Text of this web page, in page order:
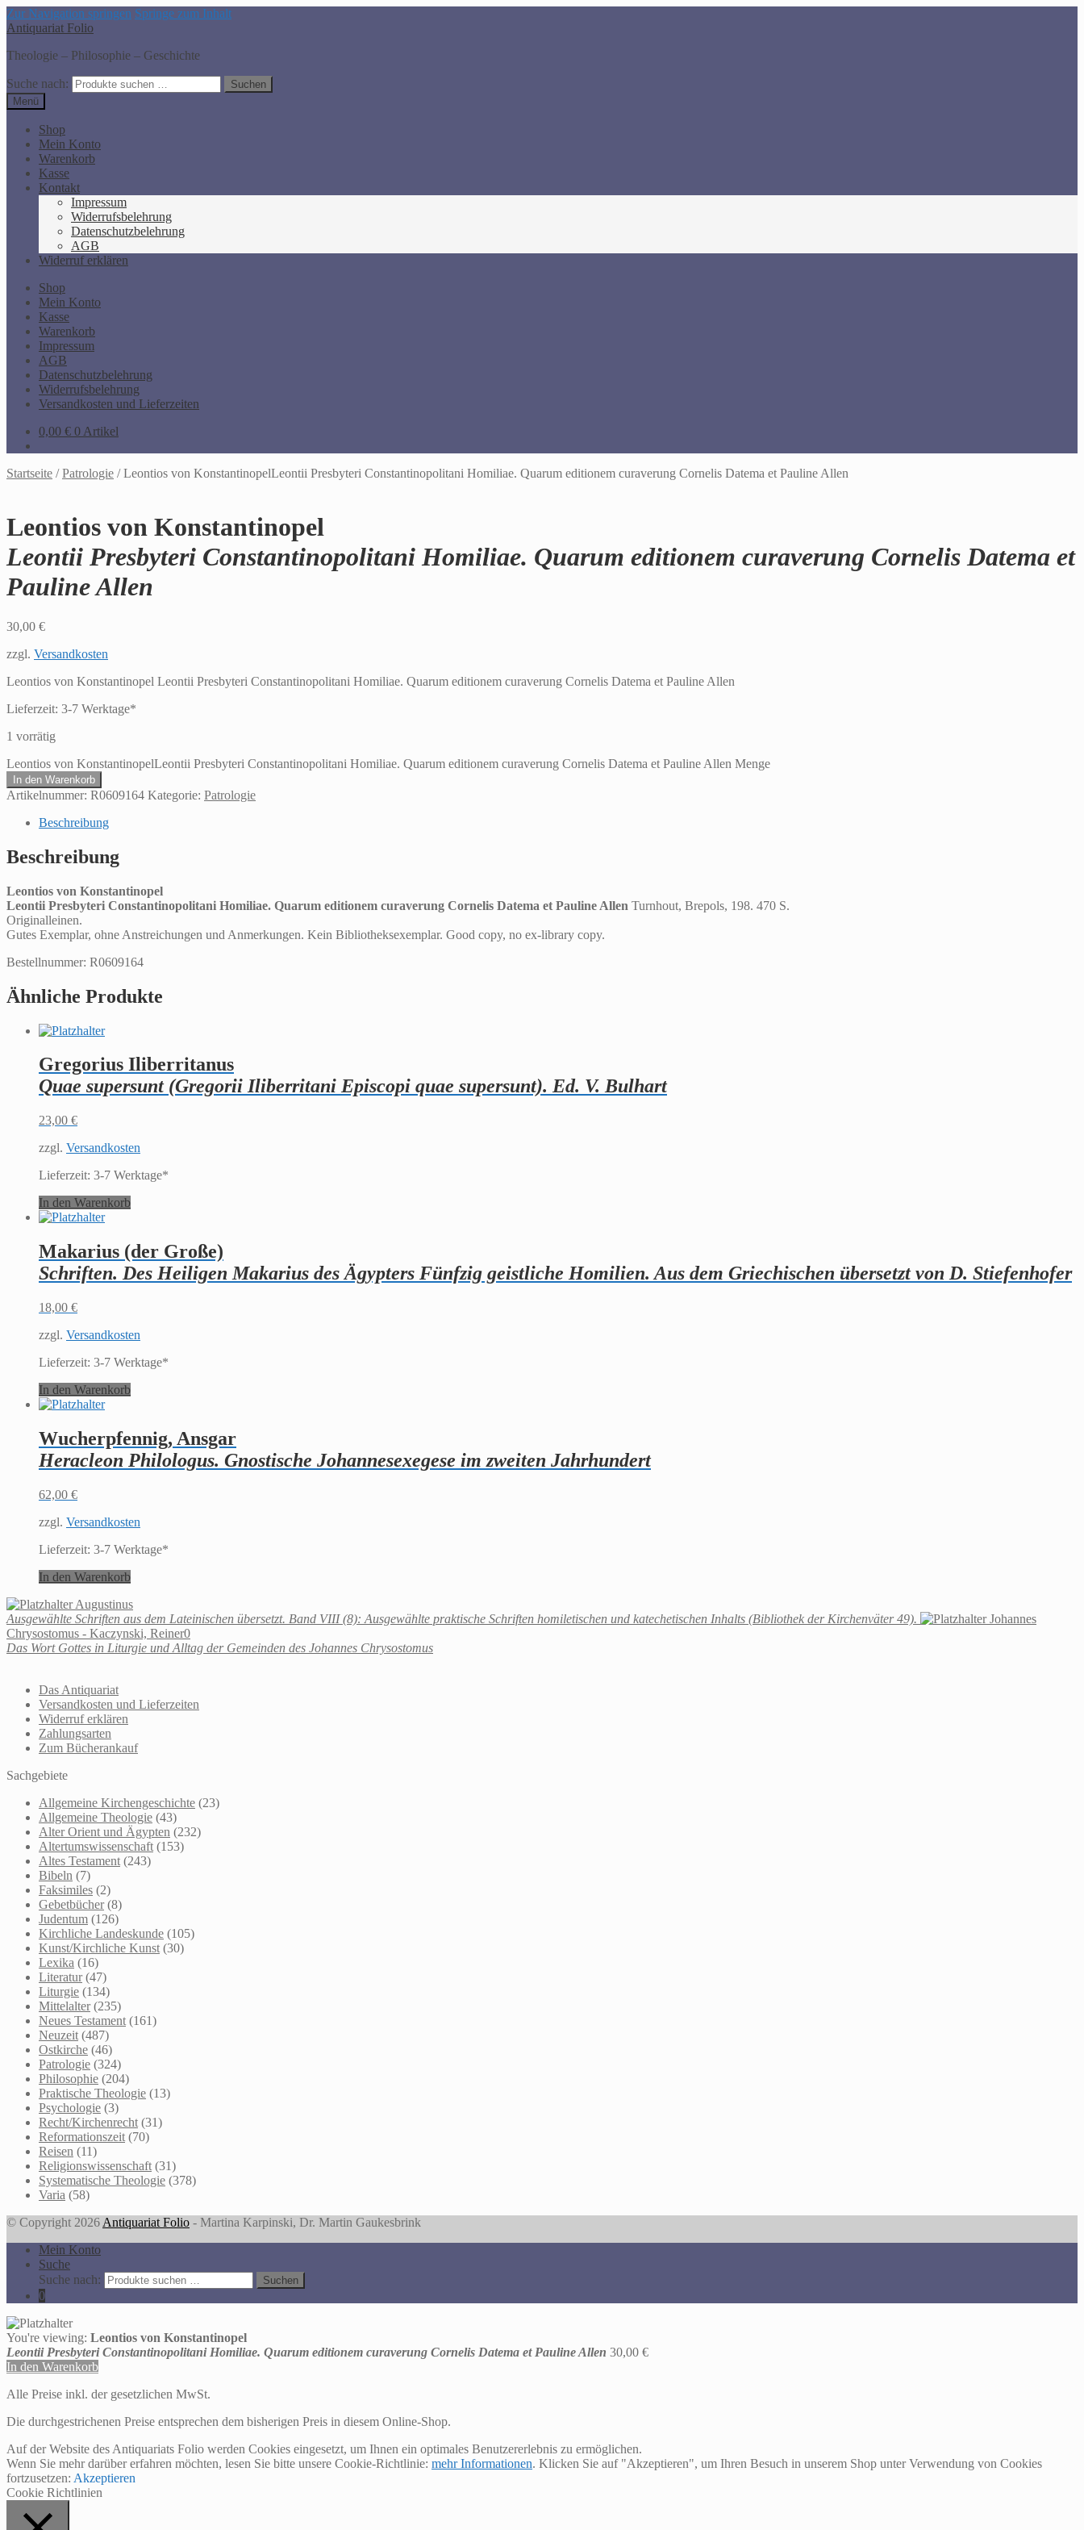
Zur Navigation springen Springe zum Inhalt
Antiquariat Folio
Theologie – Philosophie – Geschichte
Suche nach:
Suchen
Menü
Shop
Mein Konto
Warenkorb
Kasse
Kontakt
Impressum
Widerrufsbelehrung
Datenschutzbelehrung
AGB
Widerruf erklären
Shop
Mein Konto
Kasse
Warenkorb
Impressum
AGB
Datenschutzbelehrung
Widerrufsbelehrung
Versandkosten und Lieferzeiten
0,00 € 0 Artikel
Startseite /Patrologie /Leontios von KonstantinopelLeontii Presbyteri Constantinopolitani Homiliae. Quarum editionem curaverung Cornelis Datema et Pauline Allen
Leontios von Konstantinopel
Leontii Presbyteri Constantinopolitani Homiliae. Quarum editionem curaverung Cornelis Datema et
Pauline Allen
30,00 €
zzgl. Versandkosten
Leontios von Konstantinopel Leontii Presbyteri Constantinopolitani Homiliae. Quarum editionem curaverung Cornelis Datema et Pauline Allen
Lieferzeit: 3-7 Werktage*
1 vorrätig
Leontios von KonstantinopelLeontii Presbyteri Constantinopolitani Homiliae. Quarum editionem curaverung Cornelis Datema et Pauline Allen Menge
In den Warenkorb
Artikelnummer: R0609164 Kategorie: Patrologie
Beschreibung
Beschreibung
Leontios von Konstantinopel
Leontii Presbyteri Constantinopolitani Homiliae. Quarum editionem curaverung Cornelis Datema et Pauline Allen Turnhout, Brepols, 198. 470 S.
Originalleinen.
Gutes Exemplar, ohne Anstreichungen und Anmerkungen. Kein Bibliotheksexemplar. Good copy, no ex-library copy.
Bestellnummer: R0609164
Ähnliche Produkte
Gregorius Iliberritanus
Quae supersunt (Gregorii Iliberritani Episcopi quae supersunt). Ed. V. Bulhart
23,00 €
zzgl. Versandkosten
Lieferzeit: 3-7 Werktage*
In den Warenkorb
Makarius (der Große)
Schriften. Des Heiligen Makarius des Ägypters Fünfzig geistliche Homilien. Aus dem Griechischen übersetzt von D. Stiefenhofer
18,00 €
zzgl. Versandkosten
Lieferzeit: 3-7 Werktage*
In den Warenkorb
Wucherpfennig, Ansgar
Heracleon Philologus. Gnostische Johannesexegese im zweiten Jahrhundert
62,00 €
zzgl. Versandkosten
Lieferzeit: 3-7 Werktage*
In den Warenkorb
Augustinus
Ausgewählte Schriften aus dem Lateinischen übersetzt. Band VIII (8): Ausgewählte praktische Schriften homiletischen und katechetischen Inhalts (Bibliothek der Kirchenväter 49).
Johannes
Chrysostomus - Kaczynski, Reiner0
Das Wort Gottes in Liturgie und Alltag der Gemeinden des Johannes Chrysostomus
Das Antiquariat
Versandkosten und Lieferzeiten
Widerruf erklären
Zahlungsarten
Zum Bücherankauf
Sachgebiete
Allgemeine Kirchengeschichte (23)
Allgemeine Theologie (43)
Alter Orient und Ägypten (232)
Altertumswissenschaft (153)
Altes Testament (243)
Bibeln (7)
Faksimiles (2)
Gebetbücher (8)
Judentum (126)
Kirchliche Landeskunde (105)
Kunst/Kirchliche Kunst (30)
Lexika (16)
Literatur (47)
Liturgie (134)
Mittelalter (235)
Neues Testament (161)
Neuzeit (487)
Ostkirche (46)
Patrologie (324)
Philosophie (204)
Praktische Theologie (13)
Psychologie (3)
Recht/Kirchenrecht (31)
Reformationszeit (70)
Reisen (11)
Religionswissenschaft (31)
Systematische Theologie (378)
Varia (58)
© Copyright 2026 Antiquariat Folio - Martina Karpinski, Dr. Martin Gaukesbrink
Mein Konto
Suche
Suche nach:
Suchen
0
You're viewing: Leontios von Konstantinopel
Leontii Presbyteri Constantinopolitani Homiliae. Quarum editionem curaverung Cornelis Datema et Pauline Allen 30,00 €
In den Warenkorb
Alle Preise inkl. der gesetzlichen MwSt.
Die durchgestrichenen Preise entsprechen dem bisherigen Preis in diesem Online-Shop.
Auf der Website des Antiquariats Folio werden Cookies eingesetzt, um Ihnen ein optimales Benutzererlebnis zu ermöglichen.
Wenn Sie mehr darüber erfahren möchten, lesen Sie bitte unsere Cookie-Richtlinie: mehr Informationen. Klicken Sie auf "Akzeptieren", um Ihren Besuch in unserem Shop unter Verwendung von Cookies
fortzusetzen: Akzeptieren
Cookie Richtlinien